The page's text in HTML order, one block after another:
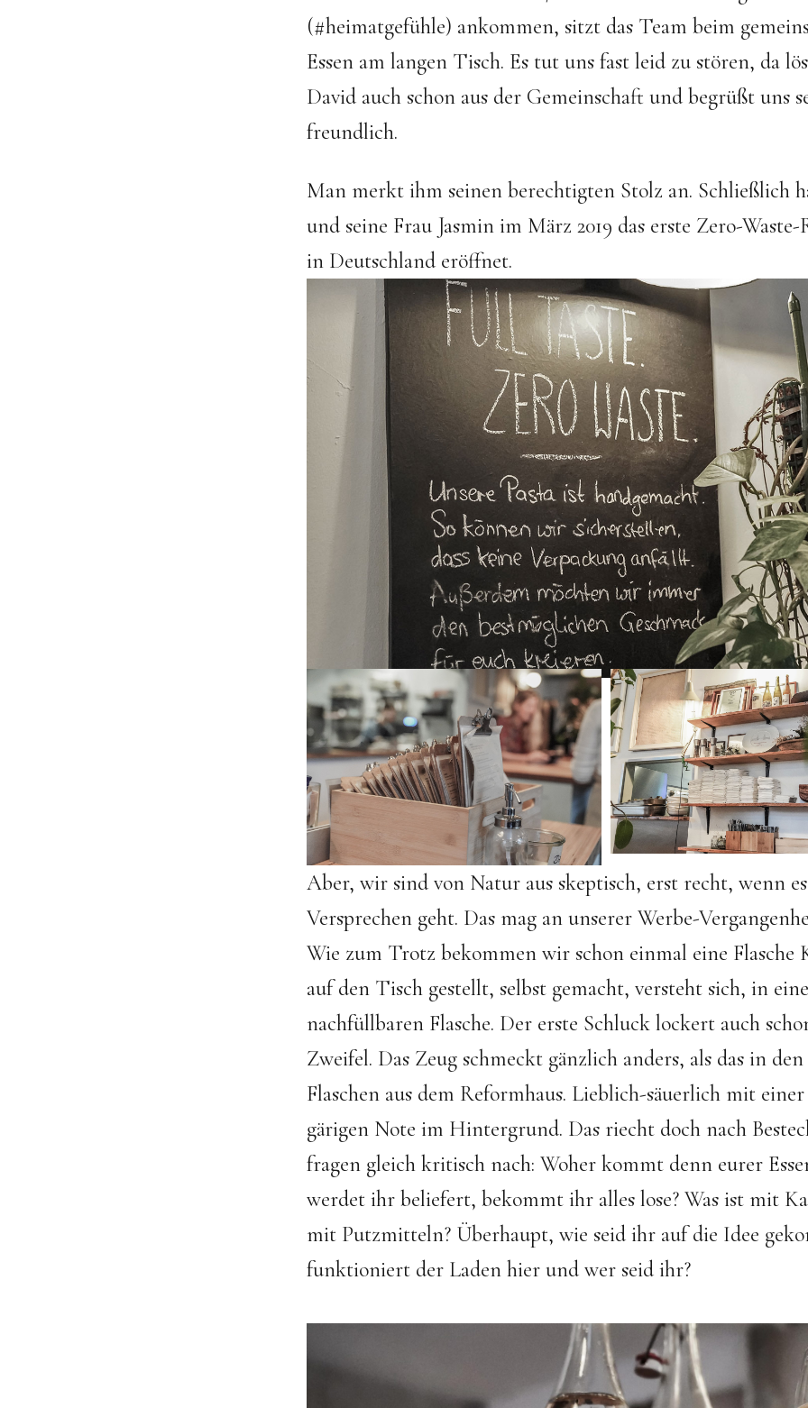
(#heimatgefühle) ankommen, sitzt das Team beim
Essen am langen Tisch. Es tut uns fast leid zu stören, da
David auch schon aus der Gemeinschaft und begrüßt uns
freundlich.
Man merkt ihm seinen berechtigten Stolz an. Schließlich
und seine Frau Jasmin im März 2019 das erste Zero-
in Deutschland eröffnet.
Aber, wir sind von Natur aus skeptisch, erst recht, wenn
Versprechen geht. Das mag an unserer Werbe-
Wie zum Trotz bekommen wir schon einmal eine Flasche
auf den Tisch gestellt, selbst gemacht, versteht sich, in
nachfüllbaren Flasche. Der erste Schluck lockert auch
Zweifel. Das Zeug schmeckt gänzlich anders, als das in
Flaschen aus dem Reformhaus. Lieblich-säuerlich mit
gärigen Note im Hintergrund. Das riecht doch nach
fragen gleich kritisch nach: Woher kommt denn eurer
werdet ihr beliefert, bekommt ihr alles lose? Was ist mit
mit Putzmitteln? Überhaupt, wie seid ihr auf die Idee
funktioniert der Laden hier und wer seid ihr?